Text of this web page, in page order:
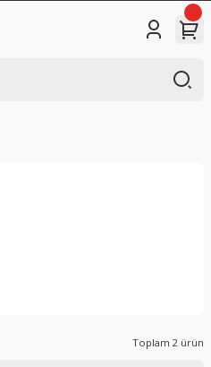
Toplam 2 ürün